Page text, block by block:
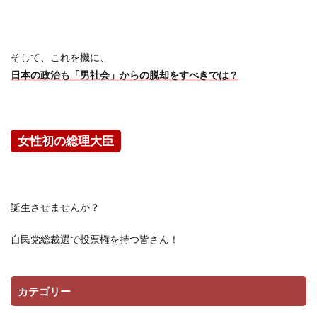
そして、これを機に、
日本の政治も「男社会」からの脱却をすべきでは？
女性初の総理大臣
誕生させませんか？
自民党総裁選で投票権を持つ皆さん！
カテゴリー